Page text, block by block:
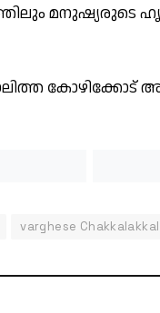
മനുഷ്യരുടെ
കോഴിക്കോട്
varghese Chakkalakkal